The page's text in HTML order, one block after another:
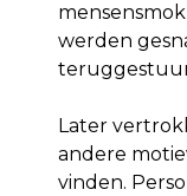
werden
Later
andere
vinden.